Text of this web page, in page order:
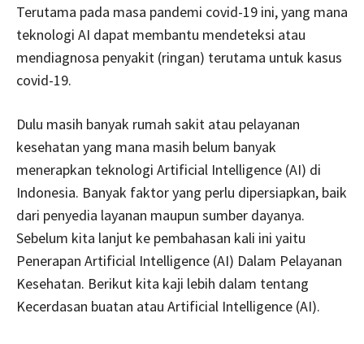
Terutama pada masa pandemi covid-19 ini, yang mana
teknologi AI dapat membantu mendeteksi atau
mendiagnosa penyakit (ringan) terutama untuk kasus
covid-19.
Dulu masih banyak rumah sakit atau pelayanan
kesehatan yang mana masih belum banyak
menerapkan teknologi Artificial Intelligence (AI) di
Indonesia. Banyak faktor yang perlu dipersiapkan, baik
dari penyedia layanan maupun sumber dayanya.
Sebelum kita lanjut ke pembahasan kali ini yaitu
Penerapan Artificial Intelligence (AI) Dalam Pelayanan
Kesehatan. Berikut kita kaji lebih dalam tentang
Kecerdasan buatan atau Artificial Intelligence (AI).